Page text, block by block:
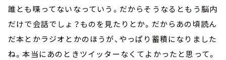
誰とも喋ってないなっていう。だからそうなるともう脳内
だけで会話でしょ？ものを見たりとか。だからあの頃読ん
だ本とかラジオとかのほうが、やっぱり蓄積になりました
ね。本当にあのときツイッターなくてよかったと思って。